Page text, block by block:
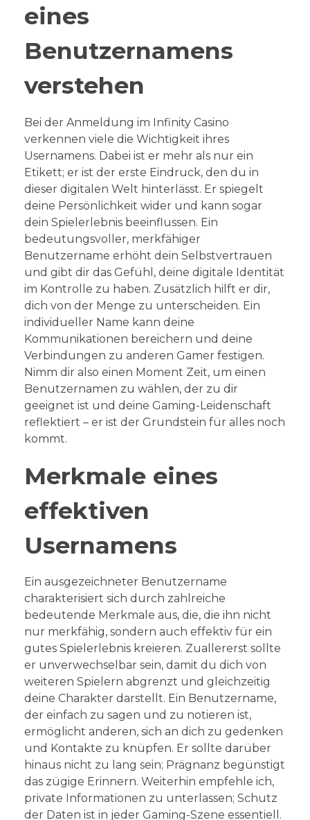
eines
Benutzernamens
verstehen
Bei der Anmeldung im Infinity Casino
verkennen viele die Wichtigkeit ihres
Usernamens. Dabei ist er mehr als nur ein
Etikett; er ist der erste Eindruck, den du in
dieser digitalen Welt hinterlässt. Er spiegelt
deine Persönlichkeit wider und kann sogar
dein Spielerlebnis beeinflussen. Ein
bedeutungsvoller, merkfähiger
Benutzername erhöht dein Selbstvertrauen
und gibt dir das Gefühl, deine digitale Identität
im Kontrolle zu haben. Zusätzlich hilft er dir,
dich von der Menge zu unterscheiden. Ein
individueller Name kann deine
Kommunikationen bereichern und deine
Verbindungen zu anderen Gamer festigen.
Nimm dir also einen Moment Zeit, um einen
Benutzernamen zu wählen, der zu dir
geeignet ist und deine Gaming-Leidenschaft
reflektiert – er ist der Grundstein für alles noch
kommt.
Merkmale eines
effektiven
Usernamens
Ein ausgezeichneter Benutzername
charakterisiert sich durch zahlreiche
bedeutende Merkmale aus, die, die ihn nicht
nur merkfähig, sondern auch effektiv für ein
gutes Spielerlebnis kreieren. Zuallererst sollte
er unverwechselbar sein, damit du dich von
weiteren Spielern abgrenzt und gleichzeitig
deine Charakter darstellt. Ein Benutzername,
der einfach zu sagen und zu notieren ist,
ermöglicht anderen, sich an dich zu gedenken
und Kontakte zu knüpfen. Er sollte darüber
hinaus nicht zu lang sein; Prägnanz begünstigt
das zügige Erinnern. Weiterhin empfehle ich,
private Informationen zu unterlassen; Schutz
der Daten ist in jeder Gaming-Szene essentiell.